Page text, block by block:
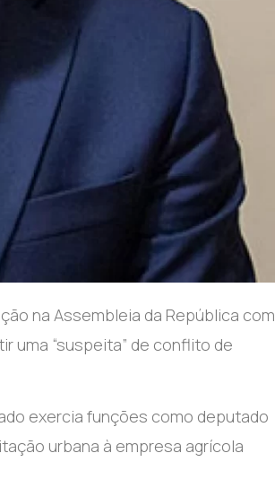
na Assembleia da República com
uma “suspeita” de conflito de
exercia funções como deputado
urbana à empresa agrícola